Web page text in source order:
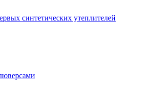
синтетических утеплителей